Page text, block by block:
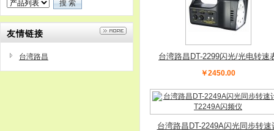
友情链接
台湾路昌
台湾路昌DT-2299闪光/光电转速
DT2299频闪仪
￥2450.00
台湾路昌DT-2249A闪光同步转速